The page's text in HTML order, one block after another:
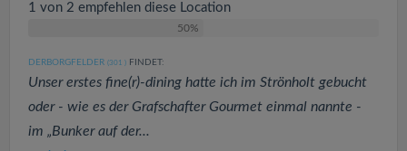
1 von 2 empfehlen diese Location
50%
DERBORGFELDER (301 ) FINDET:
Unser erstes fine(r)-dining hatte ich im Strönholt gebucht
oder - wie es der Grafschafter Gourmet einmal nannte -
im „Bunker auf der...